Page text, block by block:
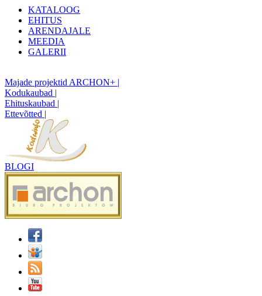
KATALOOG
EHITUS
ARENDAJALE
MEEDIA
GALERII
Majade projektid ARCHON+ |
Kodukaubad |
Ehituskaubad |
Ettevõtted |
BLOGI